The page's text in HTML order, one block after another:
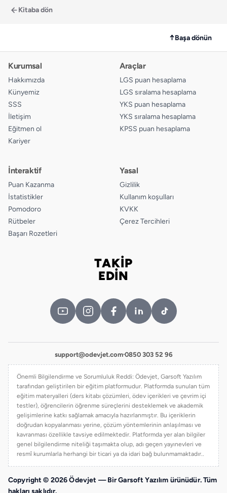
Kitaba dön
↑Başa dönün
Kurumsal
Hakkımızda
Künyemiz
SSS
İletişim
Eğitmen ol
Kariyer
Araçlar
LGS puan hesaplama
LGS sıralama hesaplama
YKS puan hesaplama
YKS sıralama hesaplama
KPSS puan hesaplama
İnteraktif
Puan Kazanma
İstatistikler
Pomodoro
Rütbeler
Başarı Rozetleri
Yasal
Gizlilik
Kullanım koşulları
KVKK
Çerez Tercihleri
TAKİP
EDİN
support@odevjet.com·0850 303 52 96
Önemli Bilgilendirme ve Sorumluluk Reddi: Ödevjet, Garsoft Yazılım
tarafından geliştirilen bir eğitim platformudur. Platformda sunulan tüm
eğitim materyalleri (ders kitabı çözümleri, ödev içerikleri ve çevrim içi
testler), öğrencilerin öğrenme süreçlerini desteklemek ve akademik
gelişimlerine katkı sağlamak amacıyla hazırlanmıştır. Bu içeriklerin
doğrudan kopyalanması yerine, çözüm yöntemlerinin anlaşılması ve
kavranması özellikle tavsiye edilmektedir. Platformda yer alan bilgiler
genel bilgilendirme niteliği taşımakta olup, adı geçen yayınevleri ve
resmî kurumlarla herhangi bir ticari ya da idari bağ bulunmamaktadır..
Copyright © 2026 Ödevjet — Bir Garsoft Yazılım ürünüdür. Tüm
hakları saklıdır.